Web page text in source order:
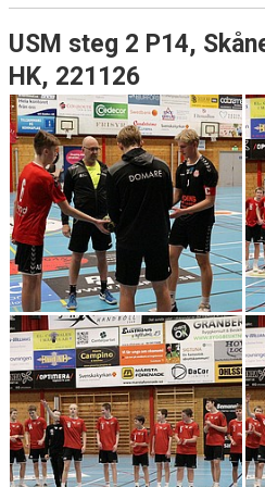
USM steg 2 P14,
HK, 221126